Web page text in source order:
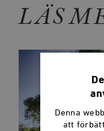
LÄS
Denna
att